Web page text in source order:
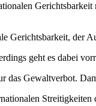
Gerichtsbarkeit, der
geht es dabei
das Gewaltverbot.